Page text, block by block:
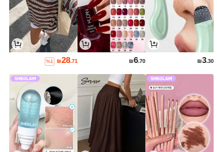
₪3.30
₪6.70
₪28.71
%1